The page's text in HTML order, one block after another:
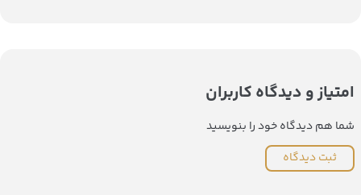
امتیاز و دیدگاه کاربران
شما هم دیدگاه خود را بنویسید
ثبت دیدگاه